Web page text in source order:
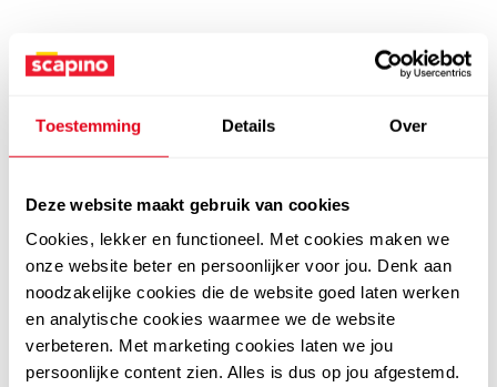
Toestemming Details Over
Deze website maakt gebruik van cookies
Cookies, lekker en functioneel. Met cookies maken we
onze website beter en persoonlijker voor jou. Denk aan
noodzakelijke cookies die de website goed laten werken
en analytische cookies waarmee we de website
verbeteren. Met marketing cookies laten we jou
persoonlijke content zien. Alles is dus op jou afgestemd.